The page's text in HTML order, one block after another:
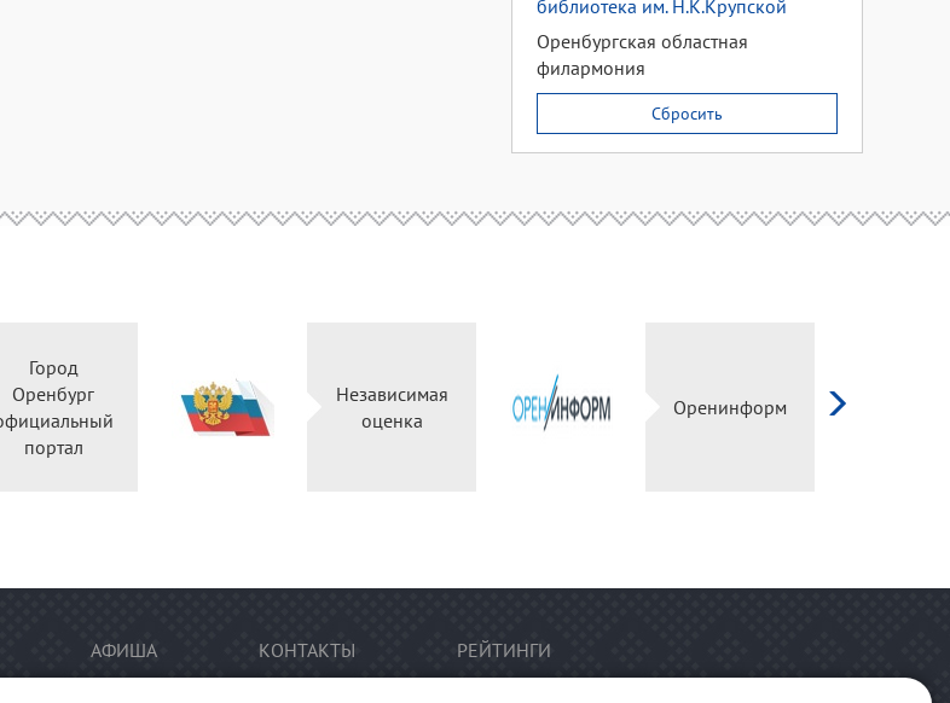
библиотека им. Н.К.Крупской
Оренбургская областная
филармония
Сбросить
Город
Оренбург
официальный
портал
Независимая
оценка
Оренинформ
АФИША КОНТАКТЫ РЕЙТИНГИ